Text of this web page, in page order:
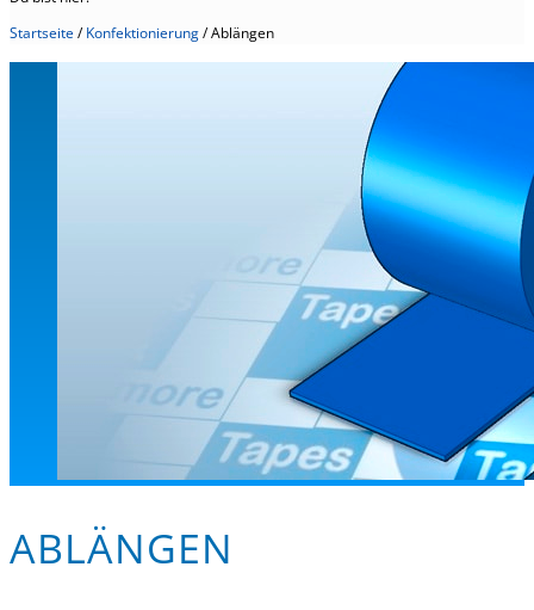
Startseite/Konfektionierung/Ablängen
ABLÄNGEN